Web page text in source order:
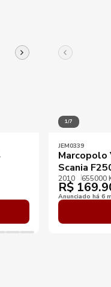
1/7
JEM0339
Marcopolo
Scania
2010 655000
R$
Anunciado há 6